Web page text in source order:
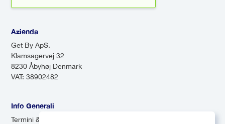
Azienda
Get By ApS.
Klamsagervej 32
8230 Åbyhøj Denmark
VAT: 38902482
Info Generali
Termini & Condizioni